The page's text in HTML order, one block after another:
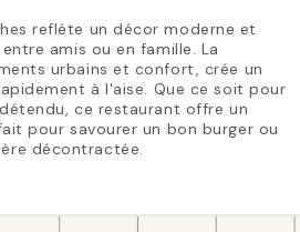
reflète un décor moderne et
amis ou en famille. La
urbains et confort, crée un
à l'aise. Que ce soit pour
ce restaurant offre un
pour savourer un bon burger ou
décontractée.